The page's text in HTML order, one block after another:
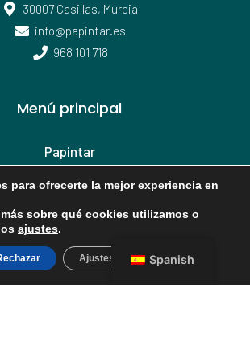
30007 Casillas, Murcia
info@papintar.es
968 101 718
Menú principal
Papintar
Pinturas
Privacidad
Spanish
para ofrecerte la mejor experiencia en
sobre qué cookies utilizamos o
ajustes.
Ajustes